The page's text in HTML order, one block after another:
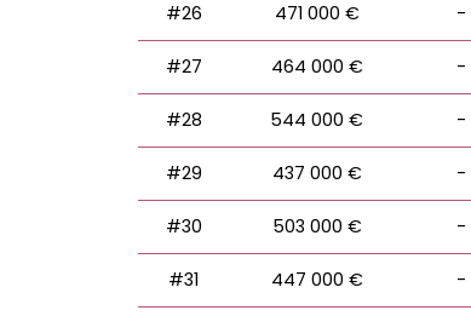
#26 471 000 € -
#27 464 000 € -
#28 544 000 € -
#29 437 000 € -
#30 503 000 € -
#31 447 000 € -